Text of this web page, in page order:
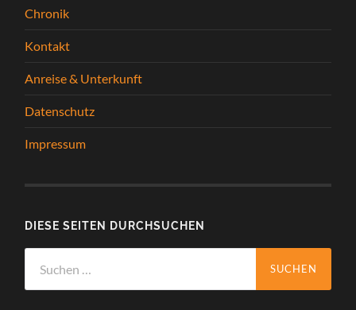
Chronik
Kontakt
Anreise & Unterkunft
Datenschutz
Impressum
DIESE SEITEN DURCHSUCHEN
nach: